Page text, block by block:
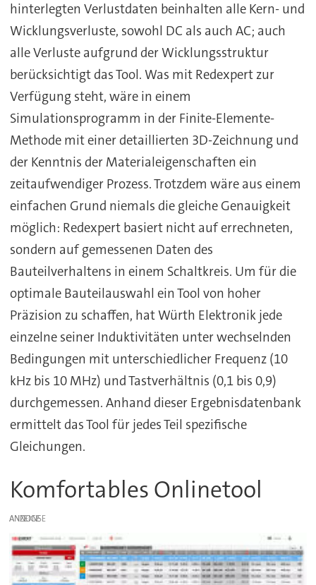
hinterlegten Verlustdaten beinhalten alle Kern- und
Wicklungsverluste, sowohl DC als auch AC; auch
alle Verluste aufgrund der Wicklungsstruktur
berücksichtigt das Tool. Was mit Redexpert zur
Verfügung steht, wäre in einem
Simulationsprogramm in der Finite-Elemente-
Methode mit einer detaillierten 3D-Zeichnung und
der Kenntnis der Materialeigenschaften ein
zeitaufwendiger Prozess. Trotzdem wäre aus einem
einfachen Grund niemals die gleiche Genauigkeit
möglich: Redexpert basiert nicht auf errechneten,
sondern auf gemessenen Daten des
Bauteilverhaltens in einem Schaltkreis. Um für die
optimale Bauteilauswahl ein Tool von hoher
Präzision zu schaffen, hat Würth Elektronik jede
einzelne seiner Induktivitäten unter wechselnden
Bedingungen mit unterschiedlicher Frequenz (10
kHz bis 10 MHz) und Tastverhältnis (0,1 bis 0,9)
durchgemessen. Anhand dieser Ergebnisdatenbank
ermittelt das Tool für jedes Teil spezifische
Gleichungen.
Komfortables Onlinetool
ANZEIGE